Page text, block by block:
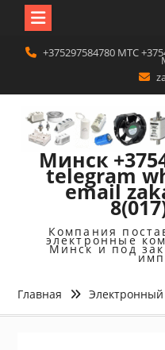
Перейти
+375297584780 MTC
Минск
telegram
email
Компания
электронные
Минск и под
Главная